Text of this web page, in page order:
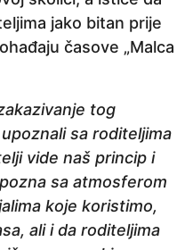
jako bitan prije
časove „Malca
tog
sa roditeljima
vide naš princip i
sa atmosferom
koje koristimo,
ali i da roditeljima